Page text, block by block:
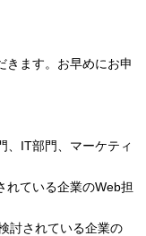
ます。お早めにお申
、IT部門、マーケティ
れている企業のWeb担
討されている企業の